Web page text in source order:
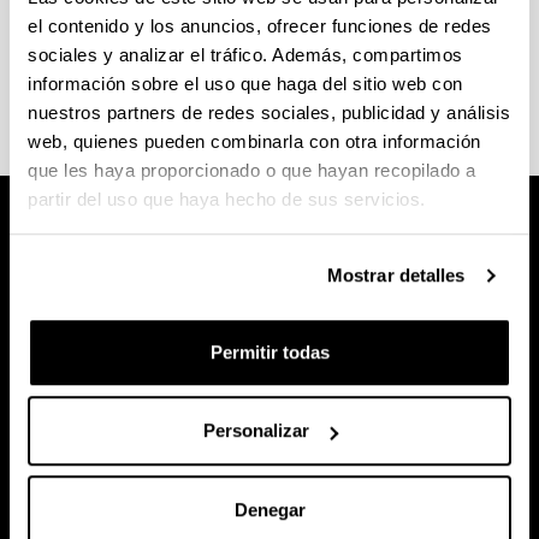
el contenido y los anuncios, ofrecer funciones de redes
sociales y analizar el tráfico. Además, compartimos
información sobre el uso que haga del sitio web con
nuestros partners de redes sociales, publicidad y análisis
web, quienes pueden combinarla con otra información
que les haya proporcionado o que hayan recopilado a
partir del uso que haya hecho de sus servicios.
Mostrar detalles
Permitir todas
Personalizar
Denegar
Consulta el calendario académico y las fechas de
exámenes
en la web de la Facultad de Ciencia y
Tecnología.